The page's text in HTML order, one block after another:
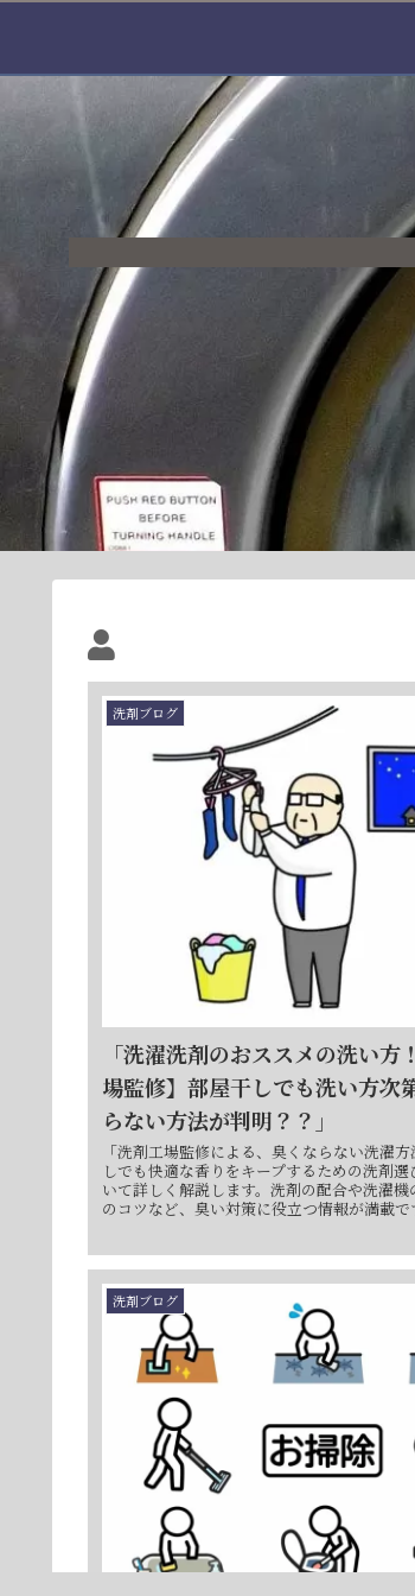
洗剤ブログ
「洗濯洗剤のおススメの洗い
場監修】部屋干しでも洗い方次
らない方法が判明？？」
「洗剤工場監修による、臭くならない洗濯
しでも快適な香りをキープするための洗剤
いて詳しく解説します。洗剤の配合や洗濯
のコツなど、臭い対策に役立つ情報が満載で
洗剤ブログ